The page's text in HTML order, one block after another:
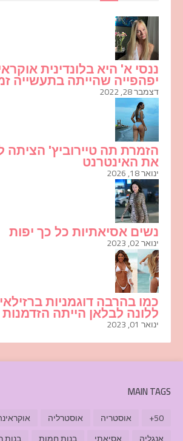
ננסי א' היא בלונדינית
יפהפייה שהייתה בתעשייה
דצמבר 28, 2022
הזמרת תה טיירוביץ' הציתה
את האינטרנט
ינואר 18, 2026
נשים אסיאתיות כל כך יפות
ינואר 02, 2023
כמו בהרבה דוגמניות
ללונה לבלאן הייתה הזדמנות
ינואר 01, 2023
MAIN TAGS
50+ אוסטריה אוסטרליה